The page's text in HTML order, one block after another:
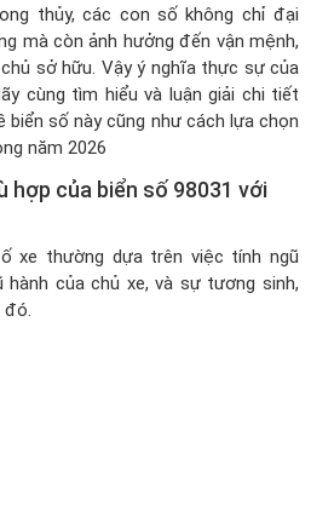
thủy, các con số không chỉ đại
mà còn ảnh hưởng đến vận mệnh,
sở hữu. Vậy ý nghĩa thực sự của
cùng tìm hiểu và luận giải chi tiết
số này cũng như cách lựa chọn
năm 2026
hợp của biển số 98031 với
xe thường dựa trên việc tính ngũ
của chủ xe, và sự tương sinh,
đó.